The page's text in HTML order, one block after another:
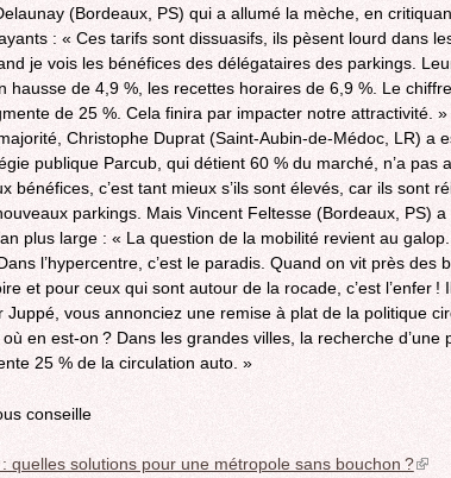
(Bordeaux, PS) qui a allumé la mèche, en
: « Ces tarifs sont dissuasifs, ils pèsent lourd dans
je vois les bénéfices des délégataires des parkings.
hausse de 4,9 %, les recettes horaires de 6,9 %. Le
de 25 %. Cela finira par impacter notre attractivité. »
Christophe Duprat (Saint-Aubin-de-Médoc, LR) a
publique Parcub, qui détient 60 % du marché, n’a pas
bénéfices, c’est tant mieux s’ils sont élevés, car ils sont
parkings. Mais Vincent Feltesse (Bordeaux, PS) a
plus large : « La question de la mobilité revient au
l’hypercentre, c’est le paradis. Quand on vit près des
et pour ceux qui sont autour de la rocade, c’est l’enfer !
Juppé, vous annonciez une remise à plat de la politique
en est-on ? Dans les grandes villes, la recherche d’une
25 % de la circulation auto. »
conseille
quelles solutions pour une métropole sans bouchon ?(link